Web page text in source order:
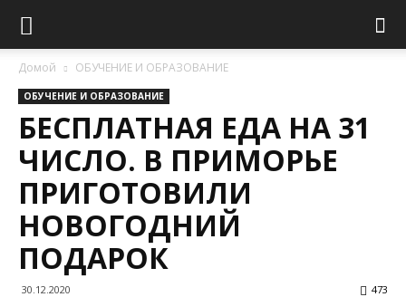
Домой ОБУЧЕНИЕ И ОБРАЗОВАНИЕ
ОБУЧЕНИЕ И ОБРАЗОВАНИЕ
БЕСПЛАТНАЯ ЕДА НА 31
ЧИСЛО. В ПРИМОРЬЕ
ПРИГОТОВИЛИ
НОВОГОДНИЙ
ПОДАРОК
30.12.2020 473